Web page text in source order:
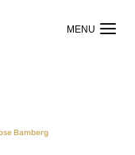
Bamberg